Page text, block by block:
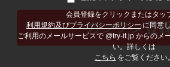
会員登録をクリックまたはタッ
利用規約及びプライバシーポリシー に同意
ご利用のメールサービスで @try-it.jp からのメ
い。詳しくは
こちら をご覧ください